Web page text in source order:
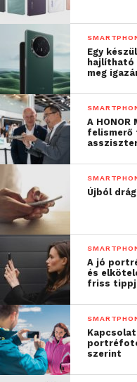
teljesítményű AI
elkészítéséről a
egy videót:
Egy
hajlítható
meg
A
felismerő
Újból
A jó
és
friss
szerint